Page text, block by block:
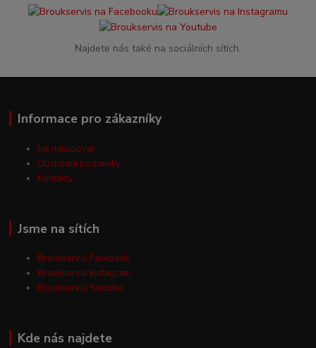
Najdete nás také na sociálních sítích.
Informace pro zákazníky
Jak nakupovat
Obchodní podmínky
Kontakty
Jsme na sítích
Broukservis Facebook
Broukservis Instagram
Broukservis Youtube
Kde nás najdete